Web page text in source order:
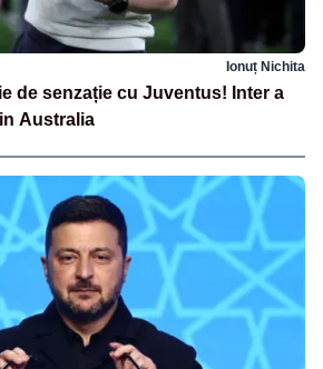
Ionuț Nichita
de senzație cu Juventus! Inter a
Australia